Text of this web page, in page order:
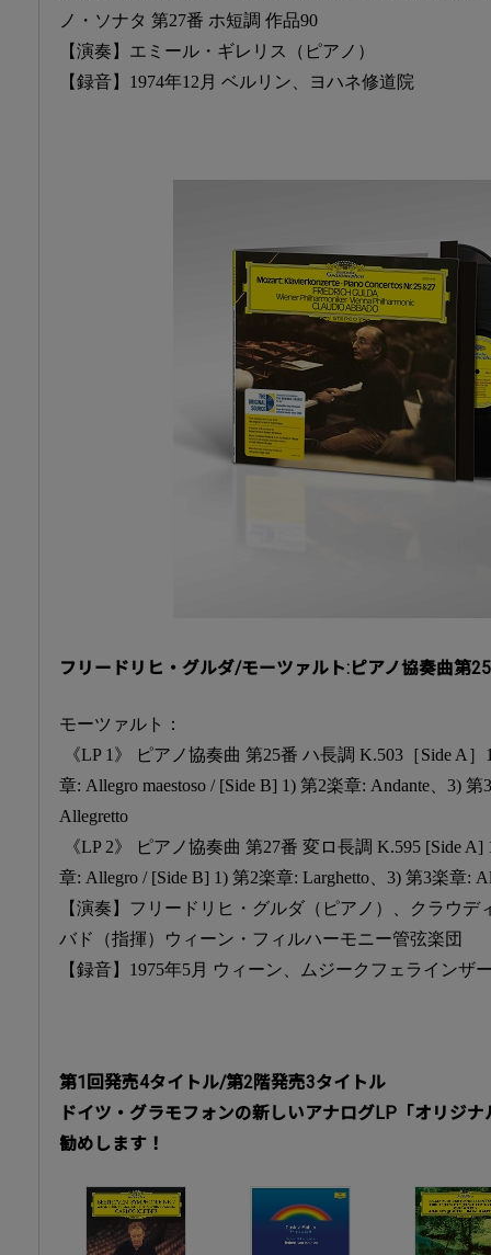
ノ・ソナタ 第27番 ホ短調 作品90
【演奏】エミール・ギレリス（ピアノ）
【録音】1974年12月 ベルリン、ヨハネ修道院
フリードリヒ・グルダ/モーツァルト:ピアノ協奏曲第
モーツァルト：
《LP 1》 ピアノ協奏曲 第25番 ハ長調 K.503［Side A］
章: Allegro maestoso / [Side B] 1) 第2楽章: Andante、3) 第
Allegretto
《LP 2》 ピアノ協奏曲 第27番 変ロ長調 K.595 [Side A]
章: Allegro / [Side B] 1) 第2楽章: Larghetto、3) 第3楽章:
【演奏】フリードリヒ・グルダ（ピアノ）、クラウデ
バド（指揮）ウィーン・フィルハーモニー管弦楽団
【録音】1975年5月 ウィーン、ムジークフェラインザ
第1回発売4タイトル/第2階発売3タイトル
ドイツ・グラモフォンの新しいアナログLP「オリジ
勧めします！